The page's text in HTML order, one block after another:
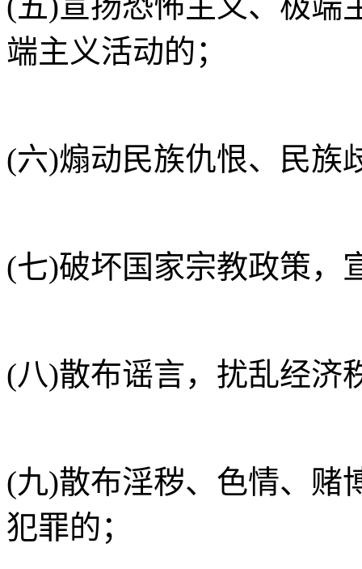
端主义活动的；
(六)煽动民族仇恨、民族
(七)破坏国家宗教政策，
(八)散布谣言，扰乱经济
(九)散布淫秽、色情、赌
犯罪的；